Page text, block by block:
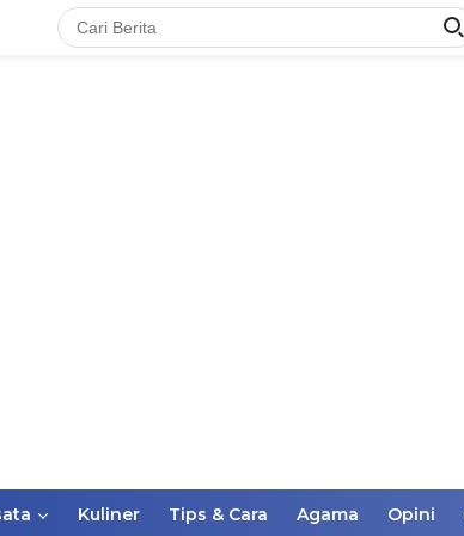
Kuliner Tips & Cara Agama Opini